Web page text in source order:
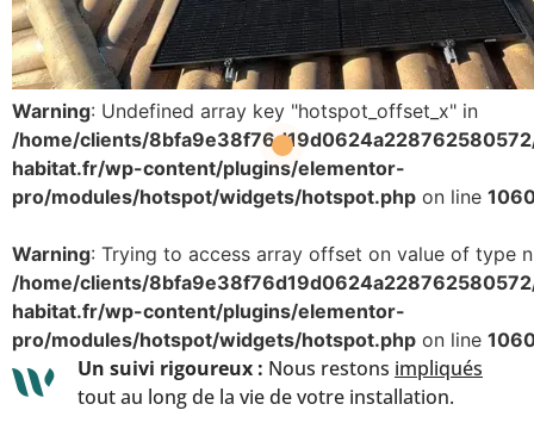
Warning: Undefined array key "hotspot_offset_x" in
/home/clients/
habitat.fr/wp-content/plugins/elementor-
pro/modules/hotspot/widgets/hotspot.php on line
Warning: Trying to access array offset on value of type
/home/clients/
habitat.fr/wp-content/plugins/elementor-
pro/modules/hotspot/widgets/hotspot.php on line
Un suivi rigoureux : Nous restons impliqués
tout au long de la vie de votre installation.